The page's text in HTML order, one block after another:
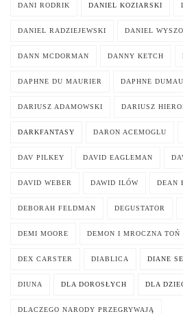
DANI RODRIK DANIEL KOZIARSKI
DANIEL RADZIEJEWSKI DANIEL
DANN MCDORMAN DANNY KETCH
DAPHNE DU MAURIER DAPHNE
DARIUSZ ADAMOWSKI DARIUSZ
DARKFANTASY DARON ACEMOGLU
DAV PILKEY DAVID EAGLEMAN
DAVID WEBER DAWID ILÓW DEAN
DEBORAH FELDMAN DEGUSTATOR
DEMI MOORE DEMON I MROCZNA TOŃ
DEX CARSTER DIABLICA DIANE
DIUNA DLA DOROSŁYCH DLA
DLACZEGO NARODY PRZEGRYWAJĄ